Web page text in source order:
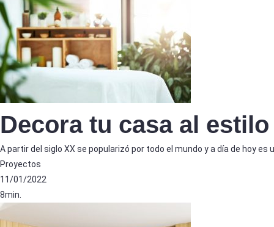
Decora tu casa al
A partir del siglo XX se popularizó por todo el mundo y a día de hoy
Proyectos
11/01/2022
8min.